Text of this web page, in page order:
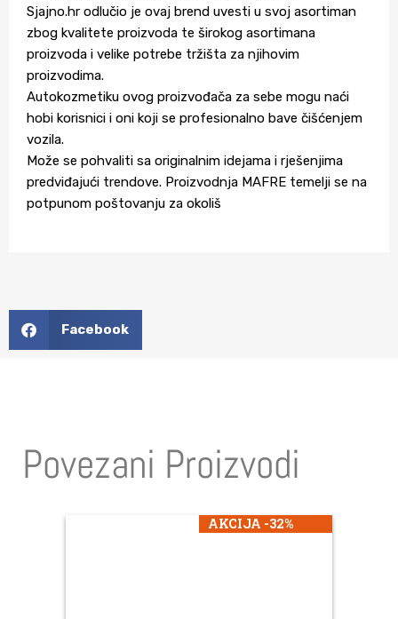
Sjajno.hr odlučio je ovaj brend uvesti u svoj asortiman
zbog kvalitete proizvoda te širokog asortimana
proizvoda i velike potrebe tržišta za njihovim
proizvodima.
Autokozmetiku ovog proizvođača za sebe mogu naći
hobi korisnici i oni koji se profesionalno bave čišćenjem
vozila.
Može se pohvaliti sa originalnim idejama i rješenjima
predviđajući trendove. Proizvodnja MAFRE temelji se na
potpunom poštovanju za okoliš
Facebook
Povezani Proizvodi
AKCIJA -32%